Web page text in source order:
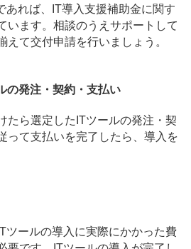
あれば、IT導入支援補助金に関す
います。相談のうえサポートして
えて交付申請を行いましょう。
の発注・契約・支払い
たら選定したITツールの発注・契
って支払いを完了したら、導入を
ツールの導入に実際にかかった費